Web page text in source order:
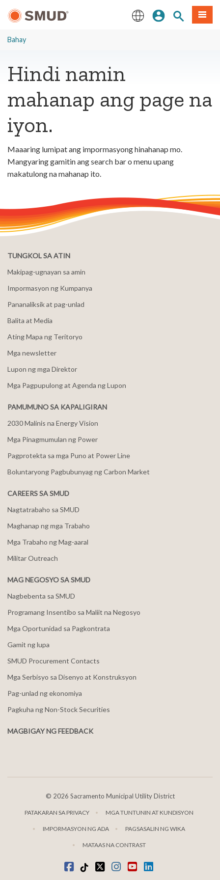
Nilalaman
Mag-sign InMenu
Bahay
Hindi namin
mahanap ang page na
iyon.
Maaaring lumipat ang impormasyong hinahanap mo.
Mangyaring gamitin ang search bar o menu upang
makatulong na mahanap ito.
TUNGKOL SA ATIN
Makipag-ugnayan sa amin
Impormasyon ng Kumpanya
Pananaliksik at pag-unlad
Balita at Media
Ating Mapa ng Teritoryo
Mga newsletter
Lupon ng mga Direktor
Mga Pagpupulong at Agenda ng Lupon
PAMUMUNO SA KAPALIGIRAN
2030 Malinis na Energy Vision
Mga Pinagmumulan ng Power
Pagprotekta sa mga Puno at Power Line
Boluntaryong Pagbubunyag ng Carbon Market
CAREERS SA SMUD
Nagtatrabaho sa SMUD
Maghanap ng mga Trabaho
Mga Trabaho ng Mag-aaral
Militar Outreach
MAG NEGOSYO SA SMUD
Nagbebenta sa SMUD
Programang Insentibo sa Maliit na Negosyo
Mga Oportunidad sa Pagkontrata
Gamit ng lupa
SMUD Procurement Contacts
Mga Serbisyo sa Disenyo at Konstruksyon
Pag-unlad ng ekonomiya
Pagkuha ng Non-Stock Securities
MAGBIGAY NG FEEDBACK
© 2026 Sacramento Municipal Utility District
PATAKARAN SA PRIVACY MGA TUNTUNIN AT KUNDISYON
IMPORMASYON NG ADA PAGSASALIN NG WIKA
MATAAS NA CONTRAST
Facebook
Tiktok
kabaInstagram
youtubeLinkedIn